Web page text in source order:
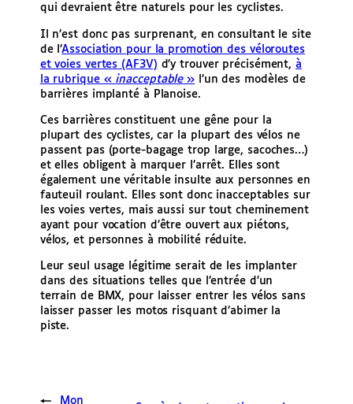
qui devraient être naturels pour les cyclistes.
Il n’est donc pas surprenant, en consultant le site
de l’Association pour la promotion des véloroutes
et voies vertes (AF3V) d’y trouver précisément,à
la rubrique « inacceptable» l’un des modèles de
barrières implanté à Planoise.
Ces barrières constituent une gêne pour la
plupart des cyclistes, car la plupart des vélos ne
passent pas (porte-bagage trop large, sacoches…)
et elles obligent à marquer l’arrêt. Elles sont
également une véritable insulte aux personnes en
fauteuil roulant. Elles sont donc inacceptables sur
les voies vertes, mais aussi sur tout cheminement
ayant pour vocation d’être ouvert aux piétons,
vélos, et personnes à mobilité réduite.
Leur seul usage légitime serait de les implanter
dans des situations telles que l’entrée d’un
terrain de BMX, pour laisser entrer les vélos sans
laisser passer les motos risquant d’abimer la
piste.
←
Mon